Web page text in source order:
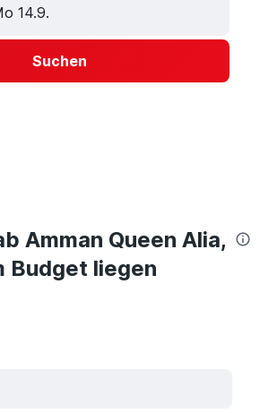
14.9.
Suchen
Amman Queen Alia,
Budget liegen